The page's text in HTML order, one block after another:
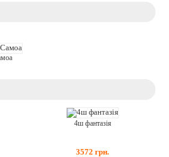
4ш фантазія
3572 грн.